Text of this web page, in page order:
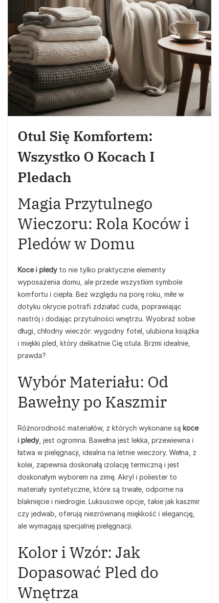
Otul Się Komfortem:
Wszystko O Kocach I
Pledach
Magia Przytulnego
Wieczoru: Rola Koców i
Pledów w Domu
Koce i pledy to nie tylko praktyczne elementy
wyposażenia domu, ale przede wszystkim symbole
komfortu i ciepła. Bez względu na porę roku, miłe w
dotyku okrycie potrafi zdziałać cuda, poprawiając
nastrój i dodając przytulności wnętrzu. Wyobraź sobie
długi, chłodny wieczór: wygodny fotel, ulubiona książka
i miękki pled, który delikatnie Cię otula. Brzmi idealnie,
prawda?
Wybór Materiału: Od
Bawełny po Kaszmir
Różnorodność materiałów, z których wykonane są koce
i pledy , jest ogromna. Bawełna jest lekka, przewiewna i
łatwa w pielęgnacji, idealna na letnie wieczory. Wełna, z
kolei, zapewnia doskonałą izolację termiczną i jest
doskonałym wyborem na zimę. Akryl i poliester to
materiały syntetyczne, które są trwałe, odporne na
blaknięcie i niedrogie. Luksusowe opcje, takie jak kaszmir
czy jedwab, oferują niezrównaną miękkość i elegancję,
ale wymagają specjalnej pielęgnacji.
Kolor i Wzór: Jak
Dopasować Pled do
Wnętrza